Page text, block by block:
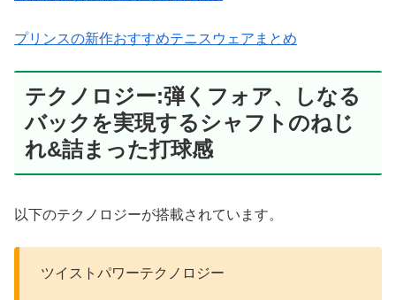
プリンスの新作おすすめテニスウェアまとめ
テクノロジー:弾くフォア、しなる
バックを実現するシャフトのねじ
れ&詰まった打球感
以下のテクノロジーが搭載されています。
ツイストパワーテクノロジー